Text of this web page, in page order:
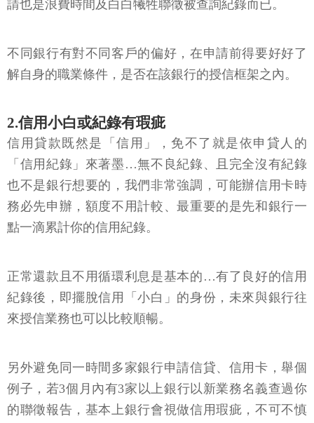
請也是浪費時間及白白犧牲聯徵被查詢紀錄而已。
不同銀行有對不同客戶的偏好，在申請前得要好好了
解自身的職業條件，是否在該銀行的授信框架之內。
2.信用小白或紀錄有瑕疵
信用貸款既然是「信用」，免不了就是依申貸人的
「信用紀錄」來著墨…無不良紀錄、且完全沒有紀錄
也不是銀行想要的，我們非常強調，可能辦信用卡時
務必先申辦，額度不用計較、最重要的是先和銀行一
點一滴累計你的信用紀錄。
正常還款且不用循環利息是基本的…有了良好的信用
紀錄後，即擺脫信用「小白」的身份，未來與銀行往
來授信業務也可以比較順暢。
另外避免同一時間多家銀行申請信貸、信用卡，舉個
例子，若3個月內有3家以上銀行以新業務名義查過你
的聯徵報告，基本上銀行會視做信用瑕疵，不可不慎